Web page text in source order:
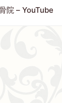
院 – YouTube